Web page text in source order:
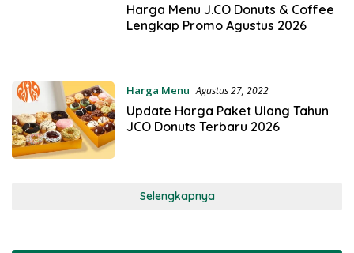
Harga Menu J.CO Donuts & Coffee
Lengkap Promo Agustus 2026
Harga Menu Agustus 27, 2022
Update Harga Paket Ulang Tahun
JCO Donuts Terbaru 2026
Selengkapnya